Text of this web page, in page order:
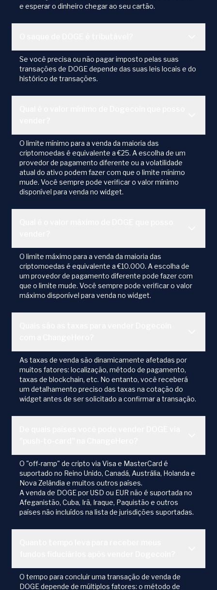
e esperar o dinheiro chegar ao seu cartão.
Se você precisa ou não pagar imposto pelas suas
transações de DOGE depende das suas leis locais e do
histórico de transações.
O limite mínimo para a venda da maioria das
criptomoedas é equivalente a €25. A escolha de um
provedor de pagamento diferente ou a volatilidade
atual do ativo podem fazer com que o limite mínimo
mude. Você sempre pode verificar o valor mínimo
disponível para venda no widget.
O limite máximo para a venda da maioria das
criptomoedas é equivalente a €10.000. A escolha de
um provedor de pagamento diferente pode fazer com
que o limite mude. Você sempre pode verificar o valor
máximo disponível para venda no widget.
As taxas de venda são dinamicamente afetadas por
muitos fatores: localização, método de pagamento,
taxas de blockchain, etc. No entanto, você receberá
um detalhamento preciso das taxas na cotação do
widget antes de ser solicitado a confirmar a transação.
O "off-ramp" de cripto via Visa e MasterCard é
suportado no Reino Unido, Canadá, Austrália, Holanda e
Nova Zelândia e muitos outros países.
A venda de DOGE por USD ou EUR não é suportada no
Afeganistão, Cuba, Irã, Iraque, Paquistão e outros
países não incluídos na lista de jurisdições suportadas.
O tempo para concluir uma transação de venda de
DOGE depende de múltiplos fatores: o método de